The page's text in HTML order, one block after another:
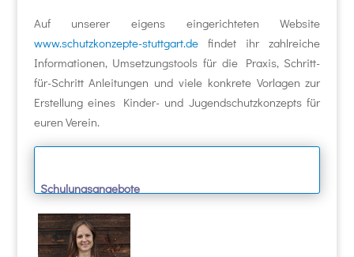
Auf unserer eigens eingerichteten Website
www.schutzkonzepte-stuttgart.defindet ihr zahlreiche
Informationen, Umsetzungstools für die Praxis, Schritt-
für-Schritt Anleitungen und viele konkrete Vorlagen zur
Erstellung eines Kinder- und Jugendschutzkonzepts für
euren Verein.
Schulungsangebote
Förderungen findet ihr
aktuell auchhier.